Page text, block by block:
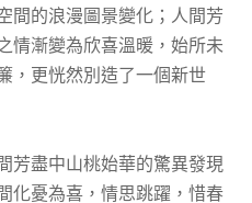
間的浪漫圖景變化；人間芳
情漸變為欣喜溫暖，始所未
，更恍然別造了一個新世
芳盡中山桃始華的驚異發現
化憂為喜，情思跳躍，惜春